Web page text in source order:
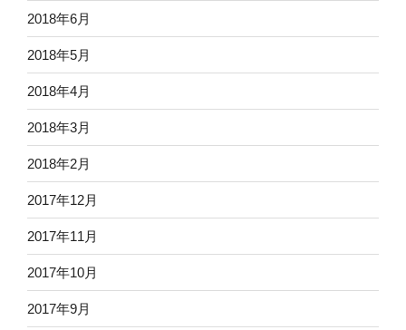
2018年6月
2018年5月
2018年4月
2018年3月
2018年2月
2017年12月
2017年11月
2017年10月
2017年9月